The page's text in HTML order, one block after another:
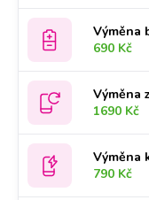
Výměna
690 Kč
Výměna
1690 Kč
Výměna
790 Kč